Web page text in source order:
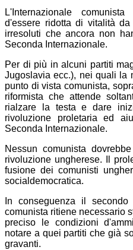
L'Internazionale
d'essere ridotta di vitalità
irresoluti che ancora non
Seconda Internazionale.
Per di più in alcuni partiti
Jugoslavia ecc.), nei quali la
punto di vista comunista,
riformista che attende
rialzare la testa e dare
rivoluzione proletaria ed
Seconda Internazionale.
Nessun comunista
rivoluzione ungherese. Il
fusione dei comunisti
socialdemocratica.
In conseguenza il secondo
comunista ritiene necessario
preciso le condizioni
notare a quei partiti che già
gravanti.